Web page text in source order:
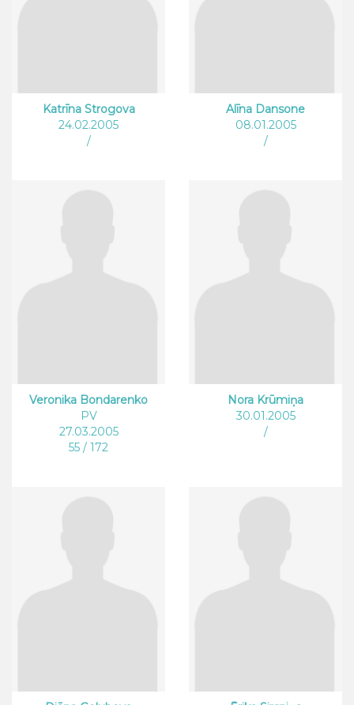
Katrīna Strogova
24.02.2005
/
Alīna Dansone
08.01.2005
/
Veronika Bondarenko
PV
27.03.2005
55 / 172
Nora Krūmiņa
30.01.2005
/